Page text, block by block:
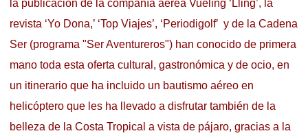
la publicación de la compañía aérea Vueling ‘Lling’, la
revista ‘Yo Dona,’ ‘Top Viajes’, ‘Periodigolf’ y de la Cadena
Ser (programa "Ser Aventureros") han conocido de primera
mano toda esta oferta cultural, gastronómica y de ocio, en
un itinerario que ha incluido un bautismo aéreo en
helicóptero que les ha llevado a disfrutar también de la
belleza de la Costa Tropical a vista de pájaro, gracias a la